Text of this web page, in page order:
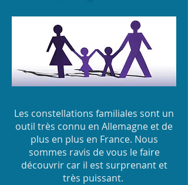
Les constellations familiales sont un
outil très connu en Allemagne et de
plus en plus en France. Nous
sommes ravis de vous le faire
découvrir car il est surprenant et
très puissant.